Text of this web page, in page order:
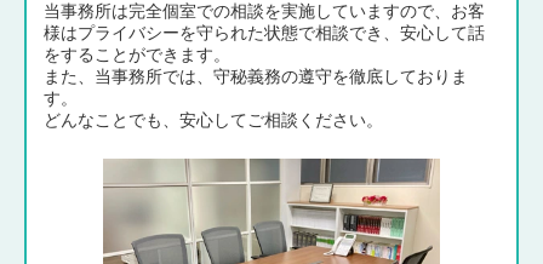
当事務所は完全個室での相談を実施していますので、お客
様はプライバシーを守られた状態で相談でき、安心して話
をすることができます。
また、当事務所では、守秘義務の遵守を徹底しておりま
す。
どんなことでも、安心してご相談ください。